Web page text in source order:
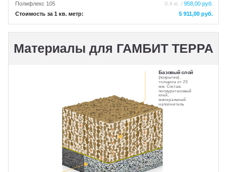
Полифлекс 105
0.4 кг. / 958,00 руб.
Стоимость за 1 кв. метр:
5 911,00 руб.
Материалы для ГАМБИТ ТЕРРА
Базовый слой
(покрытие).
толщина от 25
мм. Состав:
полиуретановый
клей,
минеральный
наполнитель